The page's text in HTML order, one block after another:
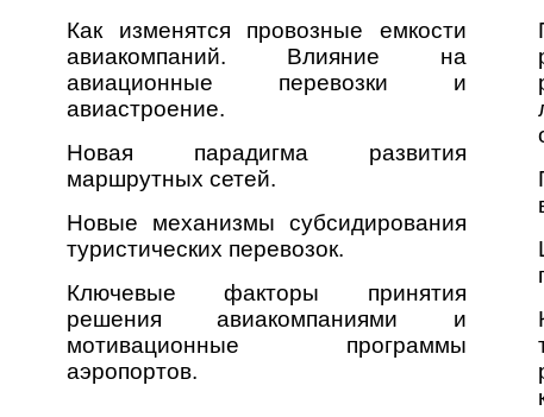
Как изменятся провозные емкости
авиакомпаний. Влияние на
авиационные перевозки и
авиастроение.
Новая парадигма развития
маршрутных сетей.
Новые механизмы субсидирования
туристических перевозок.
Ключевые факторы принятия
решения авиакомпаниями и
мотивационные программы
аэропортов.